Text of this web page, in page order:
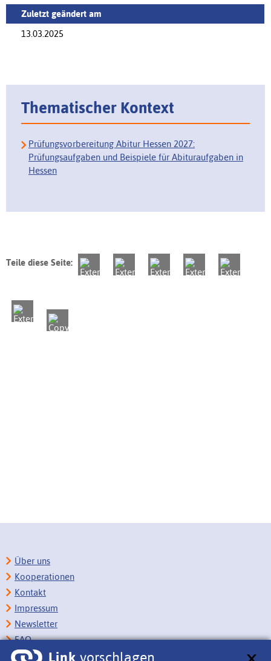
Zuletzt geändert am
13.03.2025
Thematischer Kontext
Prüfungsvorbereitung Abitur Hessen 2027:
Prüfungsaufgaben und Beispiele für Abituraufgaben in
Hessen
Teile diese Seite:
Link vorschlagen
Über uns
Kooperationen
Kontakt
Impressum
Newsletter
FAQ
Copyright